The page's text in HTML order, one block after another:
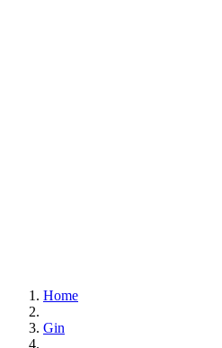
Home
Gin